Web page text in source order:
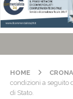
HOME
condizioni a seguito
di Stato.